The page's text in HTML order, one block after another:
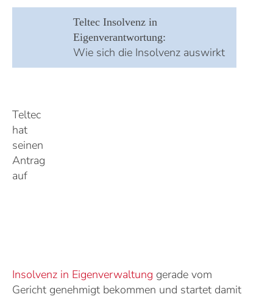
Teltec Insolvenz in
Eigenverantwortung:
Wie sich die Insolvenz auswirkt
Teltec
hat
seinen
Antrag
auf
Insolvenz in Eigenverwaltung gerade vom
Gericht genehmigt bekommen und startet damit